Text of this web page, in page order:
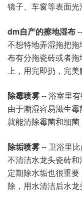
镜子、车窗等表面光
dm自产的擦地湿布
不想特地弄湿拖把
布有分拖瓷砖或者
上，用完即扔，完美
除霉喷雾-- 浴室里
由于潮湿容易滋生
就能清除霉菌和细菌
除垢喷雾-- 卫浴里
不清洁水龙头瓷砖
定期除水垢也很重
除，用水清洁后水龙